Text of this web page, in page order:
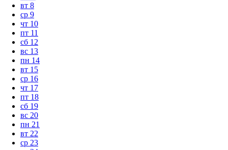
вт 8
ср 9
чт 10
пт 11
сб 12
вс 13
пн 14
вт 15
ср 16
чт 17
пт 18
сб 19
вс 20
пн 21
вт 22
ср 23